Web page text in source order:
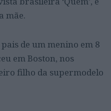
mãe.
de um menino em 8
em Boston, nos
filho da supermodelo